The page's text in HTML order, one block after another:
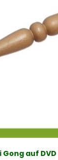
auf DVD